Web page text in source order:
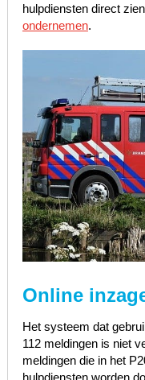
hulpdiensten direct
ondernemen.
Online
Het systeem dat
112 meldingen is niet
meldingen die in het
hulpdiensten worden